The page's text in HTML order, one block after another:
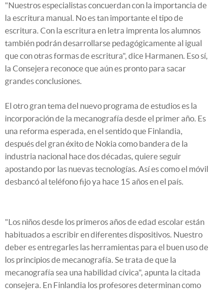
"Nuestros especialistas concuerdan con la importancia de
la escritura manual. No es tan importante el tipo de
escritura. Con la escritura en letra imprenta los alumnos
también podrán desarrollarse pedagógicamente al igual
que con otras formas de escritura", dice Harmanen. Eso sí,
la Consejera reconoce que aún es pronto para sacar
grandes conclusiones.
El otro gran tema del nuevo programa de estudios es la
incorporación de la mecanografía desde el primer año. Es
una reforma esperada, en el sentido que Finlandia,
después del gran éxito de Nokia como bandera de la
industria nacional hace dos décadas, quiere seguir
apostando por las nuevas tecnologías. Así es como el móvil
desbancó al teléfono fijo ya hace 15 años en el país.
"Los niños desde los primeros años de edad escolar están
habituados a escribir en diferentes dispositivos. Nuestro
deber es entregarles las herramientas para el buen uso de
los principios de mecanografía. Se trata de que la
mecanografía sea una habilidad cívica", apunta la citada
consejera. En Finlandia los profesores determinan como